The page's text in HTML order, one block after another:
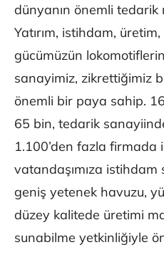
dünyanın önemli
Yatırım, istihdam,
gücümüzün
sanayimiz, zikrettiğimiz
önemli bir paya sahip.
65 bin, tedarik
1.100’den fazla firmada
vatandaşımıza
geniş yetenek havuzu,
düzey kalitede üretimi
sunabilme yetkinliğiyle